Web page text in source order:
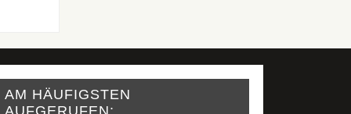
AM HÄUFIGSTEN